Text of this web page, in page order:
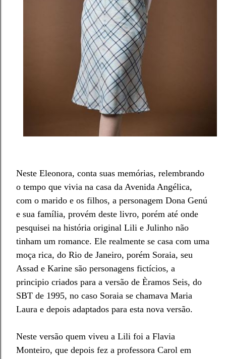
Neste Eleonora, conta suas memórias, relembrando
o tempo que vivia na casa da Avenida Angélica,
com o marido e os filhos, a personagem Dona Genú
e sua família, provém deste livro, porém até onde
pesquisei na história original Lili e Julinho não
tinham um romance. Ele realmente se casa com uma
moça rica, do Rio de Janeiro, porém Soraia, seu
Assad e Karine são personagens fictícios, a
principio criados para a versão de Èramos Seis, do
SBT de 1995, no caso Soraia se chamava Maria
Laura e depois adaptados para esta nova versão.
Neste versão quem viveu a Lili foi a Flavia
Monteiro, que depois fez a professora Carol em